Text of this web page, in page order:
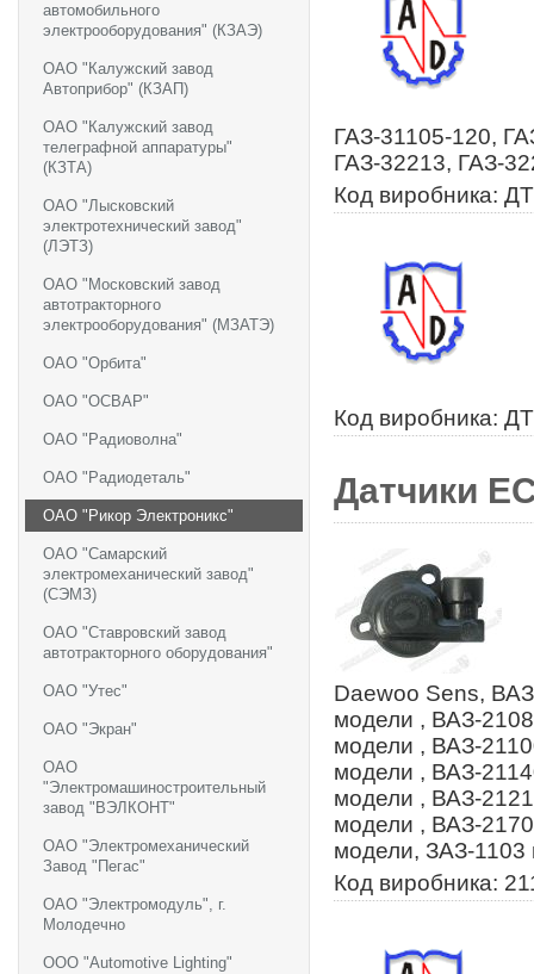
автомобильного
электрооборудования" (КЗАЭ)
ОАО "Калужский завод
Автоприбор" (КЗАП)
ОАО "Калужский завод
телеграфной аппаратуры"
(КЗТА)
ОАО "Лысковский
электротехнический завод"
(ЛЭТЗ)
ОАО "Московский завод
автотракторного
электрооборудования" (МЗАТЭ)
ОАО "Орбита"
ОАО "ОСВАР"
ОАО "Радиоволна"
ОАО "Радиодеталь"
ОАО "Рикор Электроникс"
ОАО "Самарский
электромеханический завод"
(СЭМЗ)
ОАО "Ставровский завод
автотракторного оборудования"
ОАО "Утес"
ОАО "Экран"
ОАО
"Электромашиностроительный
завод "ВЭЛКОНТ"
ОАО "Электромеханический
Завод "Пегас"
ОАО "Электромодуль", г.
Молодечно
ООО "Automotive Lighting"
ГАЗ-31105-120,
ГАЗ-32213, ГАЗ-
Код виробника:
Код виробника:
Датчики
Daewoo Sens,
модели , ВАЗ-
модели , ВАЗ-
модели , ВАЗ-
модели , ВАЗ-
модели , ВАЗ-
модели, ЗАЗ-1103
Код виробника: